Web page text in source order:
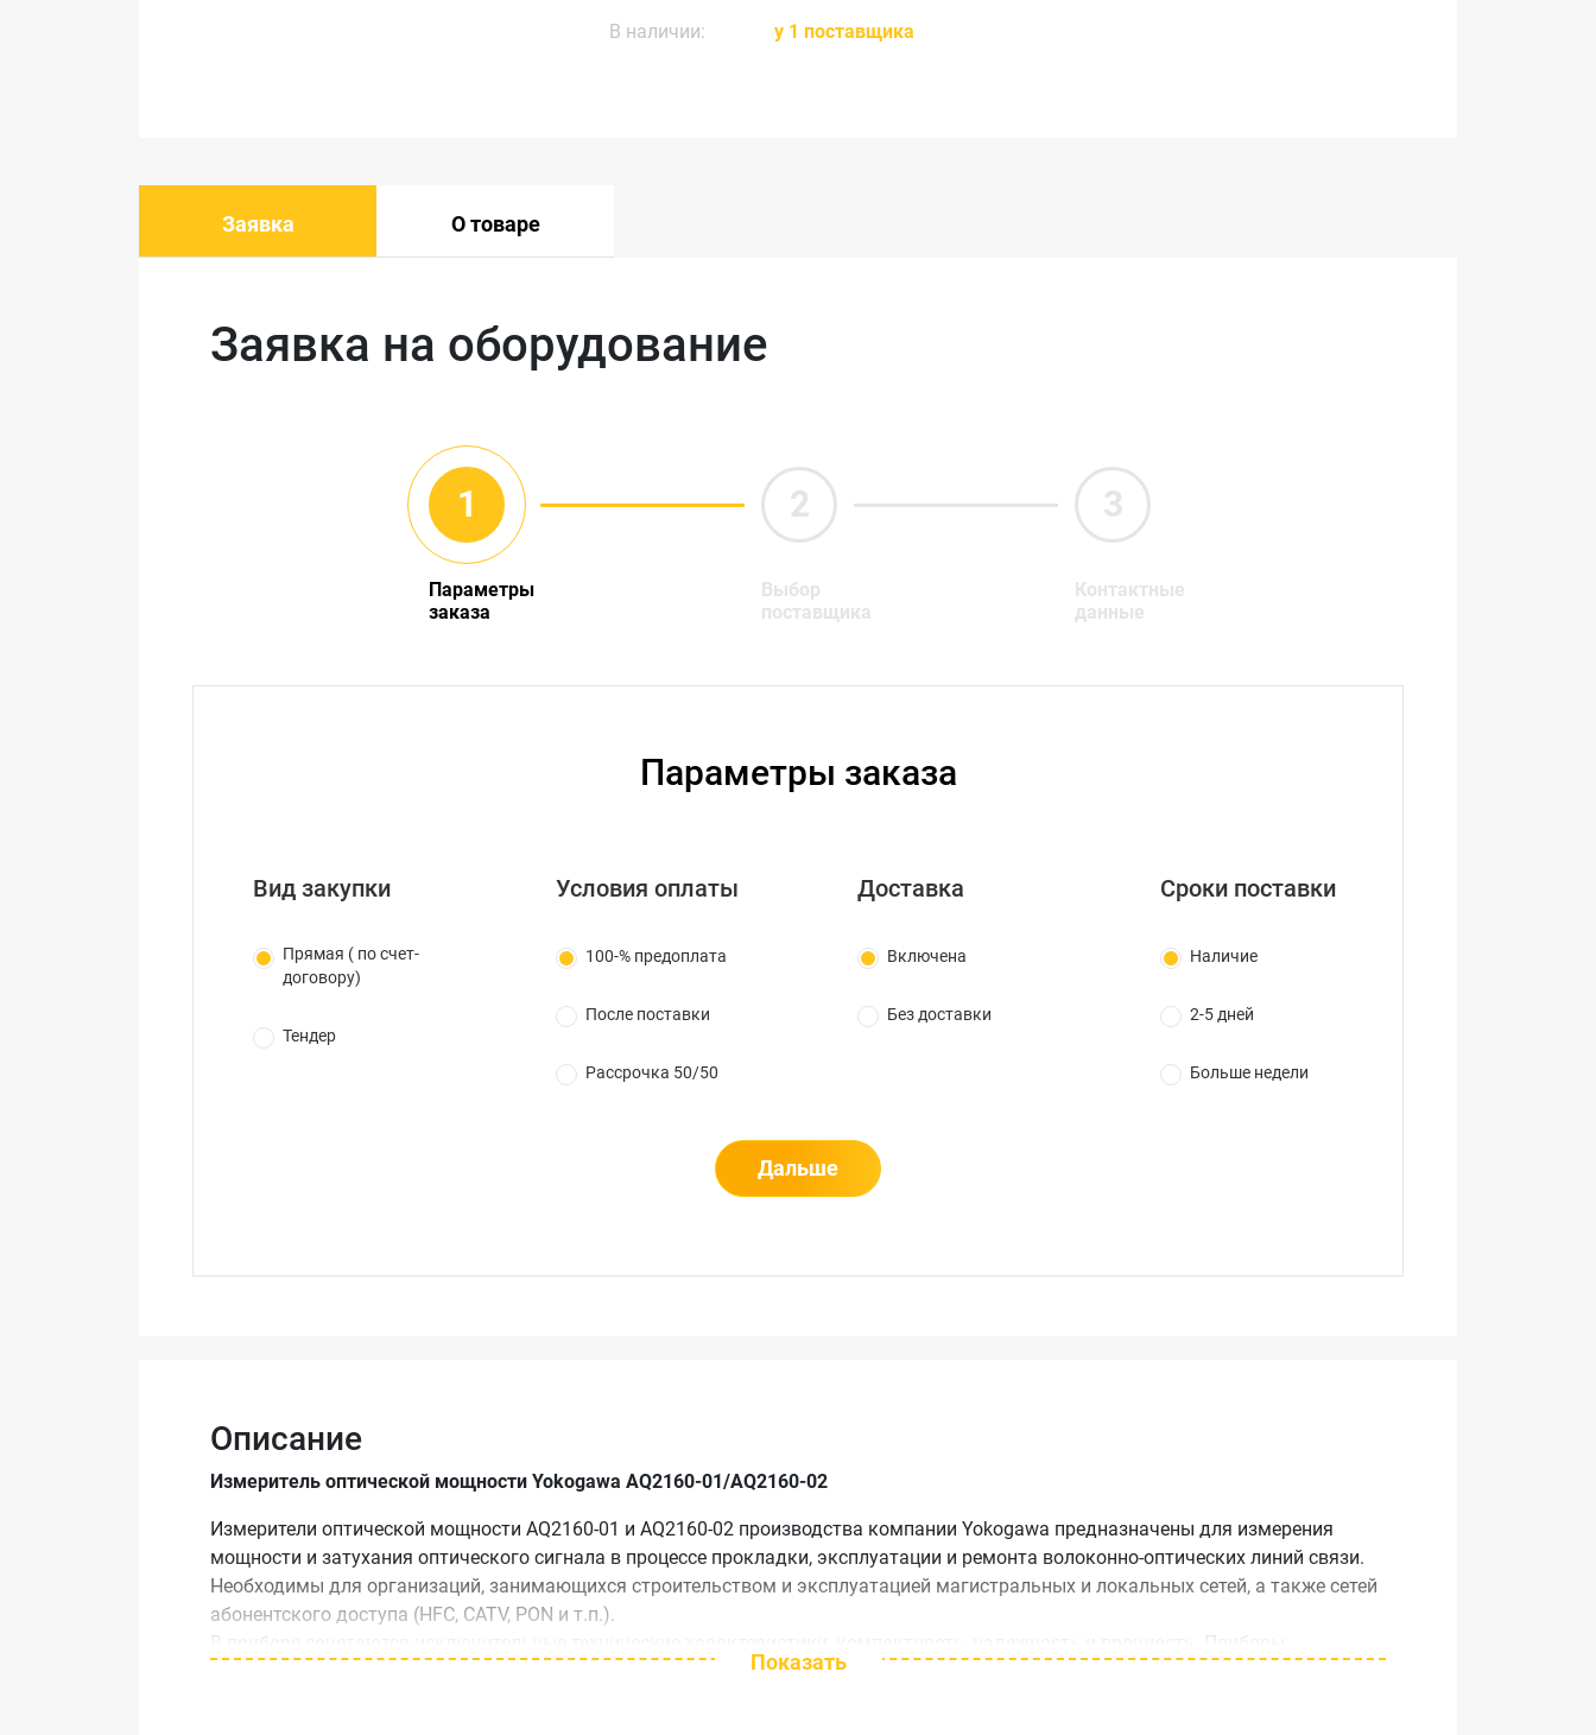
В наличии:
у 1 поставщика
Заявка О товаре
Описание
Измеритель оптической мощности Yokogawa AQ2160-01/AQ2160-02
Измерители оптической мощности AQ2160-01 и AQ2160-02 производства компании Yokogawa предназначены для измерения
мощности и затухания оптического сигнала в процессе прокладки, эксплуатации и ремонта волоконно-оптических линий связи.
Необходимы для организаций, занимающихся строительством и эксплуатацией магистральных и локальных сетей, а также сетей
абонентского доступа (HFC, CATV, PON и т.п.).
В приборе сочетаются исключительные технические характеристики, компактность, надежность и прочность. Приборы
поставляются с техническим описанием и инструкцией по эксплуатации на русском языке.
Показать
Заявка на оборудование
Параметры
заказа
Выбор
поставщика
Контактные
данные
Параметры заказа
Вид закупки
Прямая ( по счет-
договору)
Тендер
Условия оплаты
100-% предоплата
После поставки
Рассрочка 50/50
Доставка
Включена
Без доставки
Сроки поставки
Наличие
2-5 дней
Больше недели
Дальше